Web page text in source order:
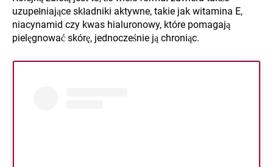
uzupełniające składniki aktywne, takie jak witamina E,
niacynamid czy kwas hialuronowy, które pomagają
pielęgnować skórę, jednocześnie ją chroniąc.